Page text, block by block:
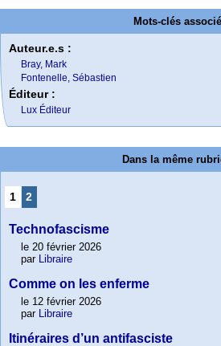
Mots-clés
Auteur.e.s :
Bray, Mark
Fontenelle, Sébastien
Éditeur :
Lux Éditeur
Dans la même
1 2
Technofascisme
le 20 février 2026
par Libraire
Comme on les enferme
le 12 février 2026
par Libraire
Itinéraires d’un antifasciste